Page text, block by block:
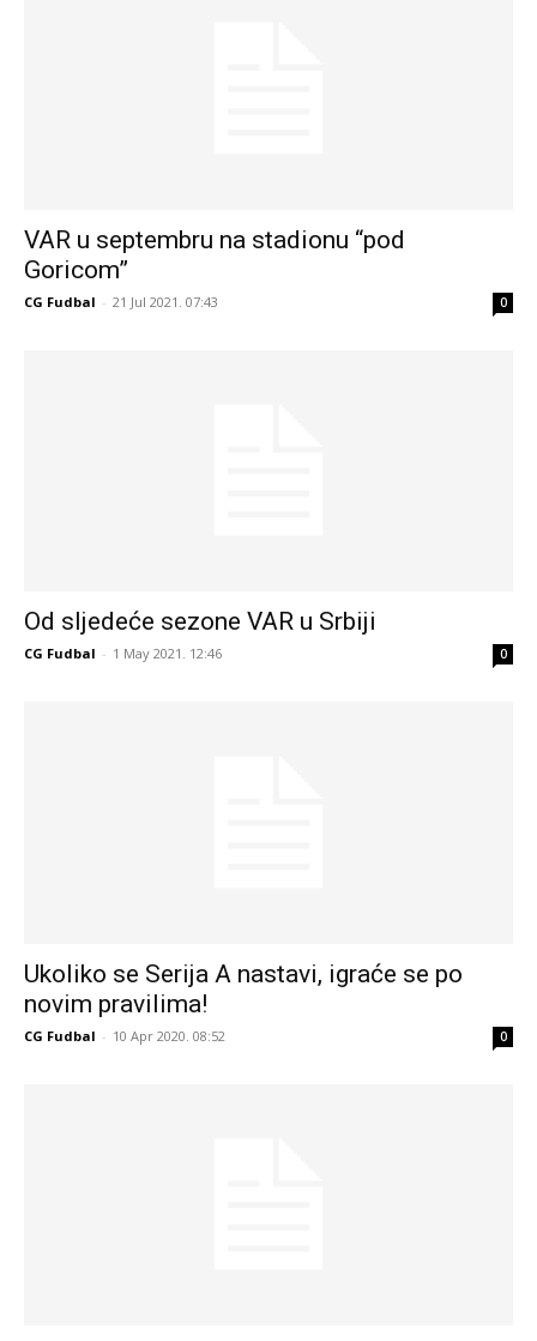
VAR u septembru na stadionu “pod
Goricom”
CG Fudbal - 21 Jul 2021. 07:43 0
Od sljedeće sezone VAR u Srbiji
CG Fudbal - 1 May 2021. 12:46 0
Ukoliko se Serija A nastavi, igraće se po
novim pravilima!
CG Fudbal - 10 Apr 2020. 08:52 0